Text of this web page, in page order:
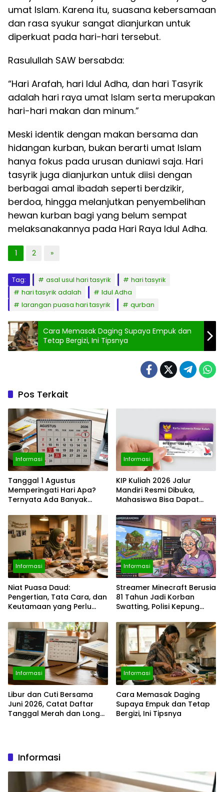
umat Islam. Karena itu, suasana kebersamaan
dan rasa syukur sangat dianjurkan untuk
diperkuat pada hari-hari tersebut.
Rasulullah SAW bersabda:
“Hari Arafah, hari Idul Adha, dan hari Tasyrik
adalah hari raya umat Islam serta merupakan
hari-hari makan dan minum.”
Meski identik dengan makan bersama dan
hidangan kurban, bukan berarti umat Islam
hanya fokus pada urusan duniawi saja. Hari
tasyrik juga dianjurkan untuk diisi dengan
berbagai amal ibadah seperti berdzikir,
berdoa, hingga melanjutkan penyembelihan
hewan kurban bagi yang belum sempat
melaksanakannya pada Hari Raya Idul Adha.
1 2 »
Tag: asal usul hari tasyrik
hari tasyrik
hari tasyrik adalah
Idul Adha
larangan puasa hari tasyrik
qurban
Cara Memasak Daging Supaya Empuk dan
Tetap Bergizi, Ini Tipsnya
Pos Terkait
Informasi
Tanggal 1 Agustus
Memperingati Hari Apa?
Ternyata Ada Banyak
ASI Sedunia hingga Hari
World Wide Web
Informasi
KIP Kuliah 2026 Jalur
Mandiri Resmi Dibuka,
Mahasiswa Bisa Dapat
per Bulan
Informasi
Niat Puasa Daud:
Pengertian, Tata Cara, dan
Keutamaan yang Perlu
Informasi
Streamer Minecraft Berusia
81 Tahun Jadi Korban
Swatting, Polisi Kepung
Langsung
Informasi
Libur dan Cuti Bersama
Juni 2026, Catat Daftar
Tanggal Merah dan Long
Informasi
Cara Memasak Daging
Supaya Empuk dan Tetap
Bergizi, Ini Tipsnya
Informasi